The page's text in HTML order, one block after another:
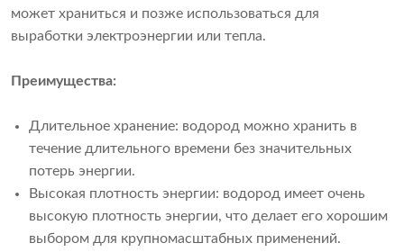
может храниться и позже использоваться для
выработки электроэнергии или тепла.
Преимущества:
Длительное хранение: водород можно хранить в
течение длительного времени без значительных
потерь энергии.
Высокая плотность энергии: водород имеет очень
высокую плотность энергии, что делает его хорошим
выбором для крупномасштабных применений.